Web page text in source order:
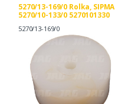
5270/13-169/0 Rolka, SIPMA
5270/10-133/0 5270101330
5270/13-169/0